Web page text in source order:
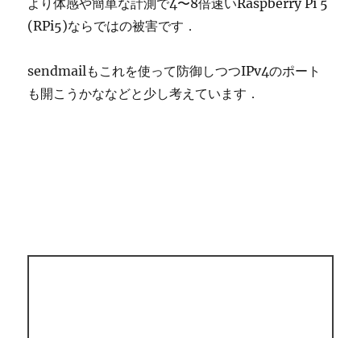
より体感や簡単な計測で4〜8倍速いRaspberry Pi 5
(RPi5)ならではの被害です．
sendmailもこれを使って防御しつつIPv4のポート
も開こうかななどと少し考えています．